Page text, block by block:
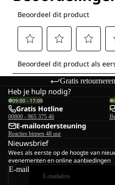
Gratis
Heb je hulp nodig?
09:00 - 17:00
Gratis Hotline
00800 - 965 375 46
E-mailondersteuning
Reacties binnen 48 uur
Nieuwsbrief
Wees als eerste op de hoogte van
evenementen en online aanbiedingen
E-mail